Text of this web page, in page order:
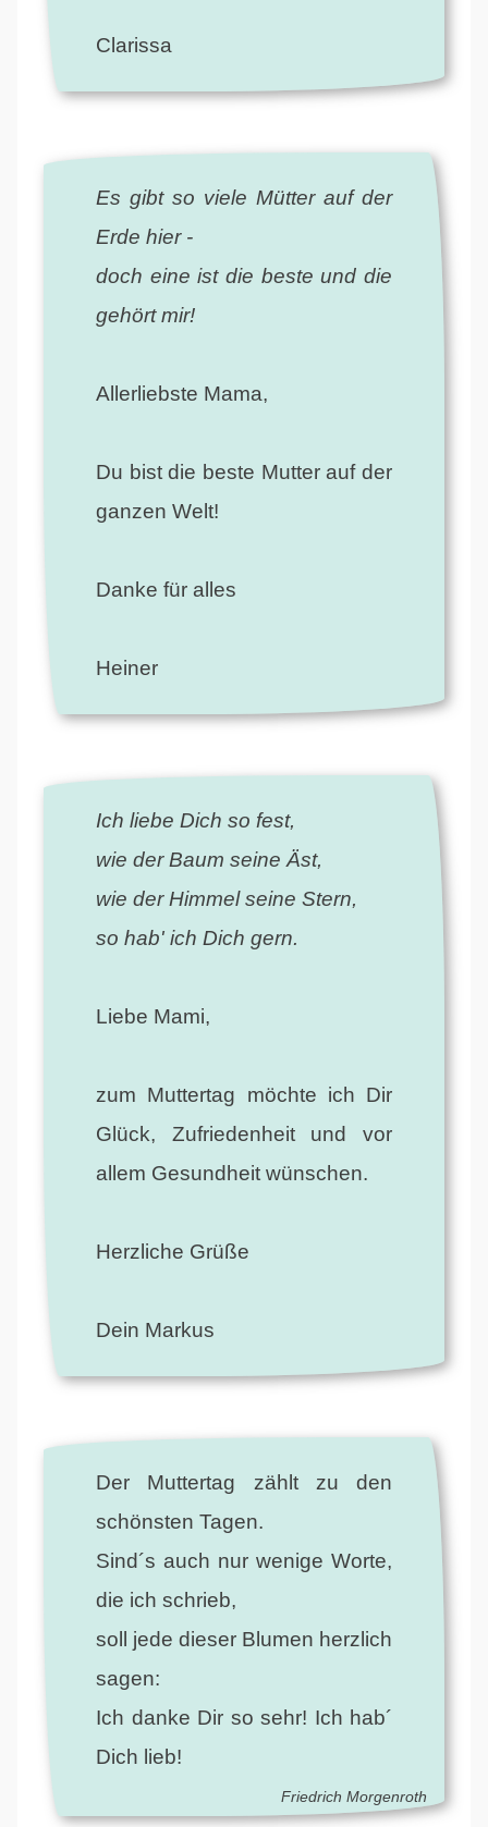
Clarissa
Es gibt so viele Mütter auf der
Erde hier -
doch eine ist die beste und die
gehört mir!
Allerliebste Mama,
Du bist die beste Mutter auf der
ganzen Welt!
Danke für alles
Heiner
Ich liebe Dich so fest,
wie der Baum seine Äst,
wie der Himmel seine Stern,
so hab' ich Dich gern.
Liebe Mami,
zum Muttertag möchte ich Dir
Glück, Zufriedenheit und vor
allem Gesundheit wünschen.
Herzliche Grüße
Dein Markus
Der Muttertag zählt zu den
schönsten Tagen.
Sind´s auch nur wenige Worte,
die ich schrieb,
soll jede dieser Blumen herzlich
sagen:
Ich danke Dir so sehr! Ich hab´
Dich lieb!
Friedrich Morgenroth